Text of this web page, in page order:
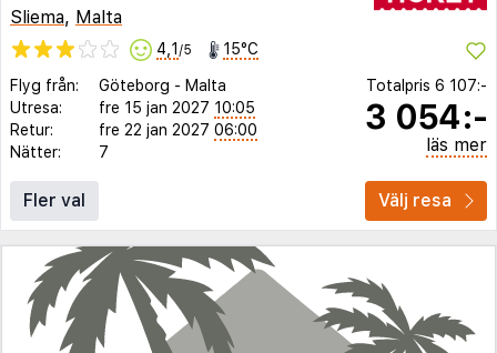
Sliema, Malta
4,1 /5 15°C
Flyg från: Göteborg - Malta
Utresa:
fre 15 jan 2027 10:05
Retur:
fre 22 jan 2027 06:00
Nätter:
7
Totalpris 6 107:-
3 054:-
läs mer
Fler val Välj resa